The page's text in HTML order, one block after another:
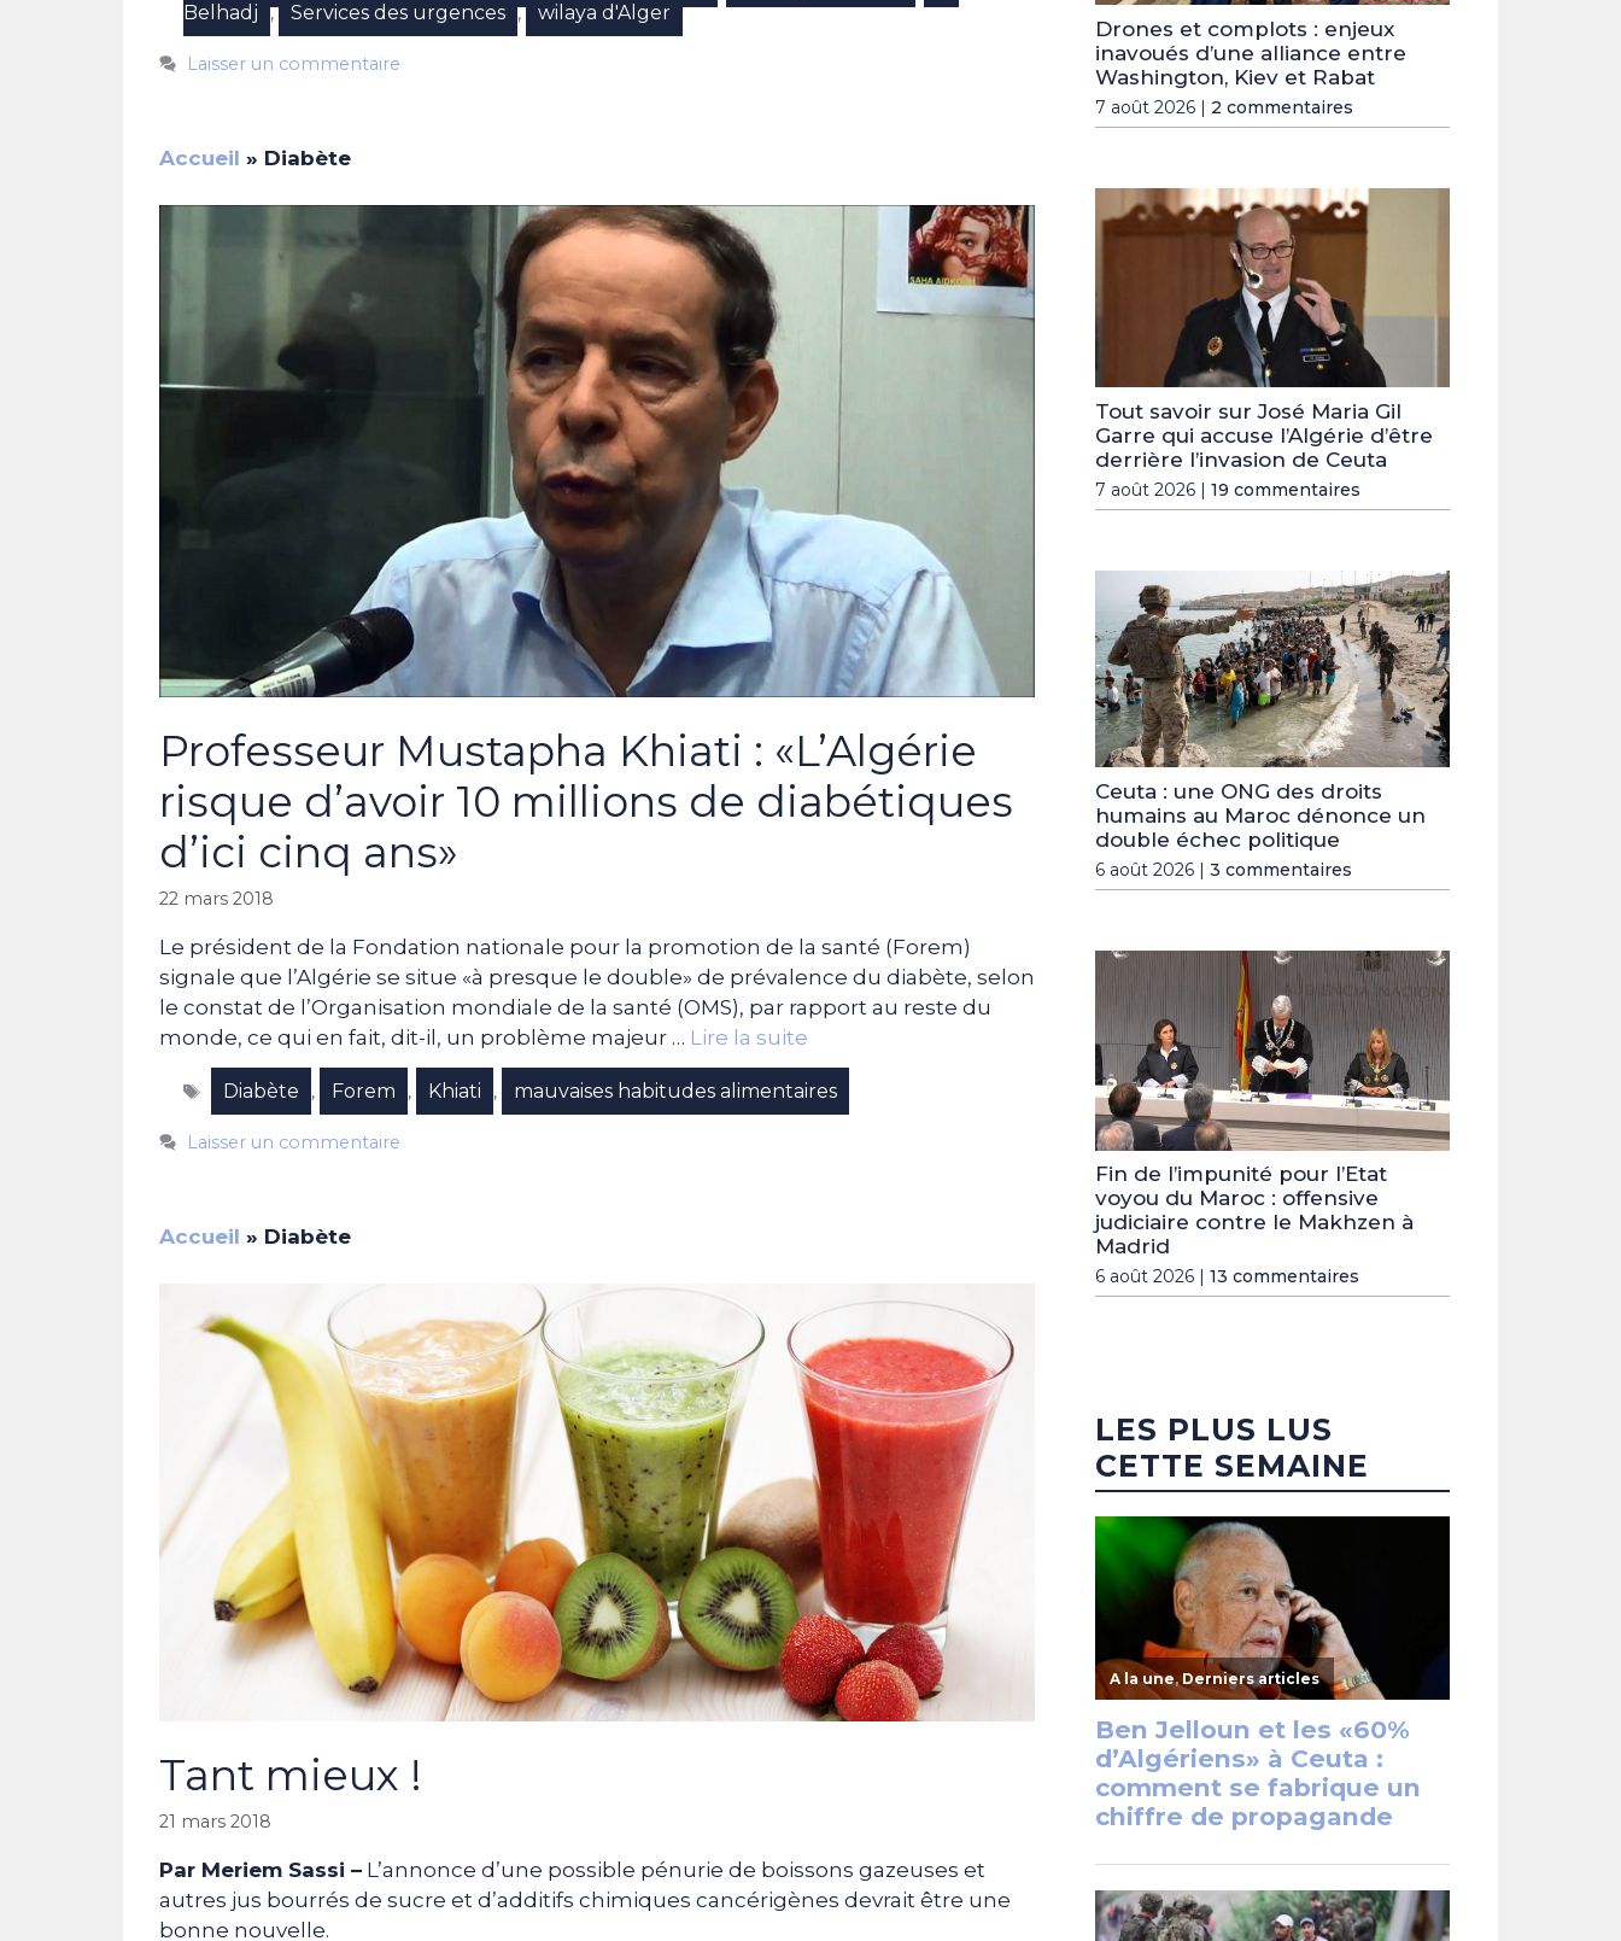
Belhadj
, Services des urgences , wilaya d'Alger
Laisser un commentaire
Accueil » Diabète
Professeur Mustapha Khiati : «L’Algérie
risque d’avoir 10 millions de diabétiques
d’ici cinq ans»
22 mars 2018
Le président de la Fondation nationale pour la promotion de la santé (Forem)
signale que l’Algérie se situe «à presque le double» de prévalence du diabète, selon
le constat de l’Organisation mondiale de la santé (OMS), par rapport au reste du
monde, ce qui en fait, dit-il, un problème majeur … Lire la suite
Étiquettes
Diabète , Forem , Khiati , mauvaises habitudes alimentaires
Laisser un commentaire
Accueil » Diabète
Tant mieux !
21 mars 2018
Par Meriem Sassi – L’annonce d’une possible pénurie de boissons gazeuses et
autres jus bourrés de sucre et d’additifs chimiques cancérigènes devrait être une
bonne nouvelle.
Drones et complots : enjeux
inavoués d’une alliance entre
Washington, Kiev et Rabat
7 août 2026 | 2 commentaires
Tout savoir sur José Maria Gil
Garre qui accuse l’Algérie d’être
derrière l’invasion de Ceuta
7 août 2026 | 19 commentaires
Ceuta : une ONG des droits
humains au Maroc dénonce un
double échec politique
6 août 2026 | 3 commentaires
Fin de l’impunité pour l’Etat
voyou du Maroc : offensive
judiciaire contre le Makhzen à
Madrid
6 août 2026 | 13 commentaires
LES PLUS LUS
CETTE SEMAINE